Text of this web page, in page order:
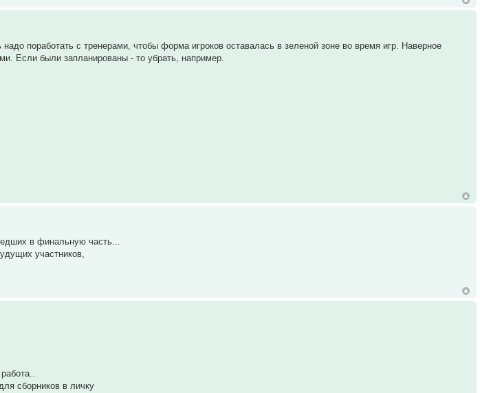
поработать с тренерами, чтобы форма игроков оставалась в зеленой зоне во время игр. Наверное
Если были запланированы - то убрать, например.
в финальную часть...
участников,
сборников в личку